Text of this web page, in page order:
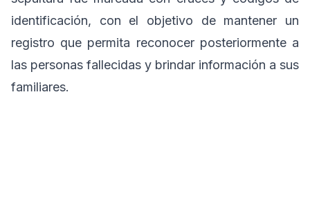
identificación, con el objetivo de mantener un
registro que permita reconocer posteriormente a
las personas fallecidas y brindar información a sus
familiares.